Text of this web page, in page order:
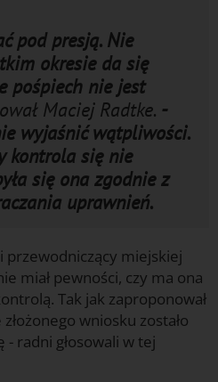
pod presją. Nie
okresie da się
pośpiech nie jest
Maciej Radtke. -
wyjaśnić wątpliwości.
kontrola się nie
się ona zgodnie z
uprawnień.
przewodniczący miejskiej
miał pewności, czy ma ona
Tak jak zaproponował
wniosku zostało
- radni głosowali w tej